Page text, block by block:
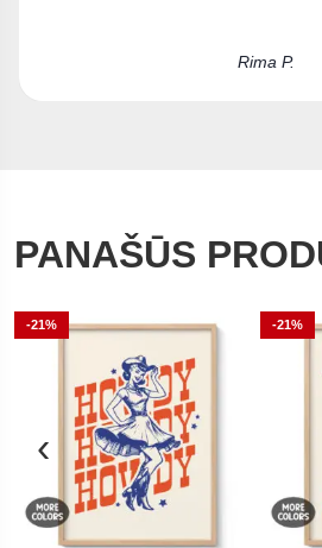
Kristina D.
PANAŠŪS
‹
-21% -21%